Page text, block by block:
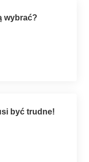
wybrać?
być trudne!